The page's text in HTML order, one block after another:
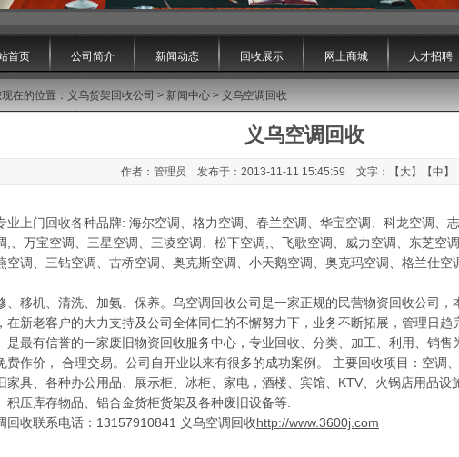
在的位置： 义乌货架回收公司 > 新闻中心 > 义乌空调回收
首页 公司简介 新闻动态 回收展示 网上商城 人才招聘
义乌空调回收
作者：管理员 发布于：2013-11-11 15:45:59 文字：【大】【中】
业上门回收各种品牌: 海尔空调、格力空调、春兰空调、华宝空调、科龙空调、
,、万宝空调、三星空调、三凌空调、松下空调,、飞歌空调、威力空调、东芝空
空调、三钻空调、古桥空调、奥克斯空调、小天鹅空调、奥克玛空调、格兰仕
、移机、清洗、加氨、保养。乌空调回收公司是一家正规的民营物资回收公司
在新老客户的大力支持及公司全体同仁的不懈努力下，业务不断拓展，管理日趋
是最有信誉的一家废旧物资回收服务中心，专业回收、分类、加工、利用、销售
费作价， 合理交易。公司自开业以来有很多的成功案例。 主要回收项目：空调
家具、各种办公用品、展示柜、冰柜、家电，酒楼、宾馆、KTV、火锅店用品设
积压库存物品、铝合金货柜货架及各种废旧设备等.
回收联系电话：13157910841
义乌空调回收http://www.3600j.com